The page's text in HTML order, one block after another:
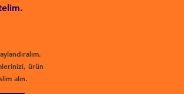
ürün
alın.